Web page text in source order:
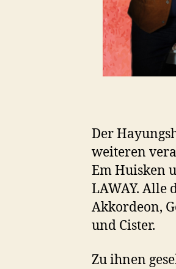
Der
weiteren
Em Huisken
LAWAY. Alle
Akkordeon,
und Cister.
Zu ihnen